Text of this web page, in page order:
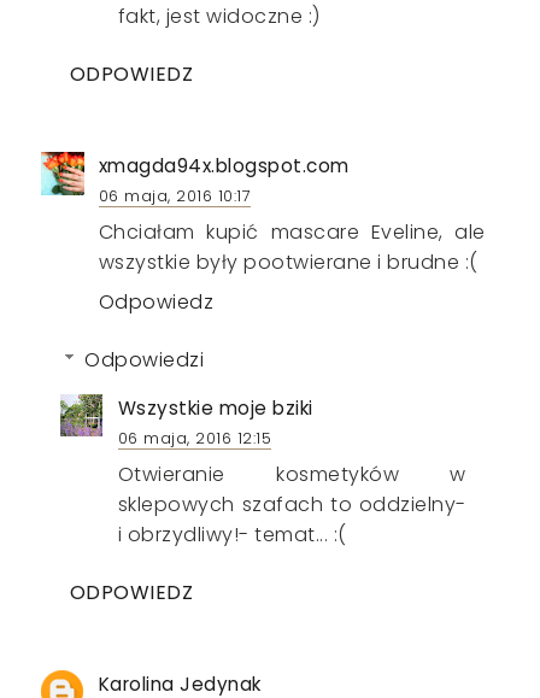
fakt, jest widoczne :)
ODPOWIEDZ
xmagda94x.blogspot.com
06 maja, 2016 10:17
Chciałam kupić mascare Eveline, ale
wszystkie były pootwierane i brudne :(
Odpowiedz
Odpowiedzi
Wszystkie moje bziki
06 maja, 2016 12:15
Otwieranie kosmetyków w
sklepowych szafach to oddzielny-
i obrzydliwy!- temat... :(
ODPOWIEDZ
Karolina Jedynak